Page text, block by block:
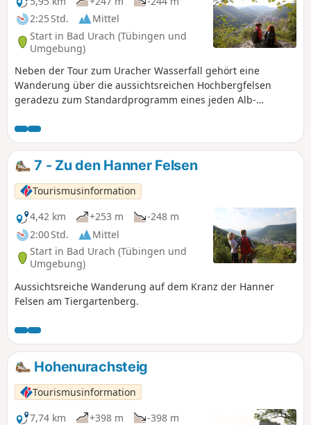
2:25 Std.
Mittel
Start in Bad Urach (Tübingen und
Umgebung)
Neben der Tour zum Uracher Wasserfall gehört eine
Wanderung über die aussichtsreichen Hochbergfelsen
geradezu zum Standardprogramm eines jeden Alb-
7 - Zu den Hanner Felsen
Tourismusinformation
4,42 km
+253 m
-248 m
2:00 Std.
Mittel
Start in Bad Urach (Tübingen und
Umgebung)
Aussichtsreiche Wanderung auf dem Kranz der Hanner
Felsen am Tiergartenberg.
Hohenurachsteig
Tourismusinformation
7,74 km
+398 m
-398 m